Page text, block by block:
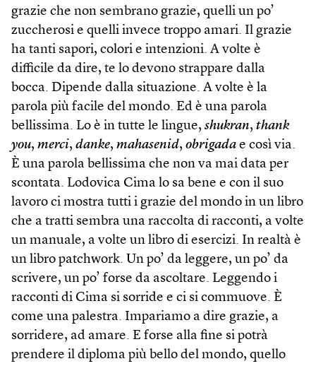
grazie che non sembrano grazie, quelli un po’
zuccherosi e quelli invece troppo amari. Il grazie
ha tanti sapori, colori e intenzioni. A volte è
difficile da dire, te lo devono strappare dalla
bocca. Dipende dalla situazione. A volte è la
parola più facile del mondo. Ed è una parola
bellissima. Lo è in tutte le lingue, shukran, thank
you, merci, danke, mahasenid, obrigada e così via.
È una parola bellissima che non va mai data per
scontata. Lodovica Cima lo sa bene e con il suo
lavoro ci mostra tutti i grazie del mondo in un libro
che a tratti sembra una raccolta di racconti, a volte
un manuale, a volte un libro di esercizi. In realtà è
un libro patchwork. Un po’ da leggere, un po’ da
scrivere, un po’ forse da ascoltare. Leggendo i
racconti di Cima si sorride e ci si commuove. È
come una palestra. Impariamo a dire grazie, a
sorridere, ad amare. E forse alla fine si potrà
prendere il diploma più bello del mondo, quello